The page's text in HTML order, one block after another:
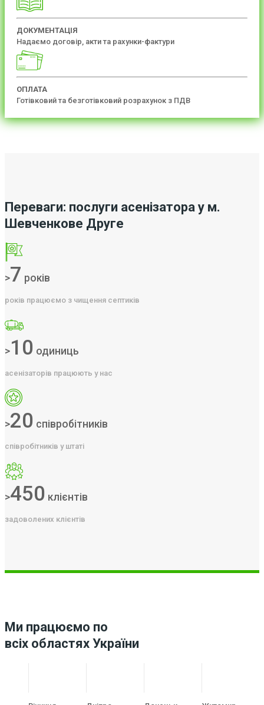
ДОКУМЕНТАЦІЯ
Надаємо договір, акти та рахунки-фактури
ОПЛАТА
Готівковий та безготівковий розрахунок з ПДВ
Переваги: послуги асенізатора у м.
Шевченкове Друге
>7 років
років працюємо з чищення септиків
>10 одиниць
асенізаторів працюють у нас
>20 співробітників
співробітників у штаті
>450 клієнтів
задоволених клієнтів
Ми працюємо по
всіх областях України